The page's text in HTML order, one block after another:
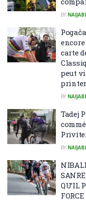
BY
carte
peut
BY
Tadej
BY
NIBALI
QU’IL
FORCE